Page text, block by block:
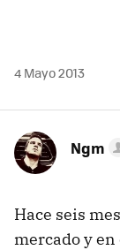
4 Mayo 2013
Ngm
Hace seis
mercado y